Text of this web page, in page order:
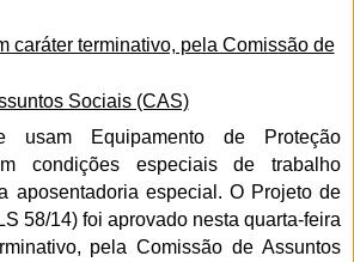
caráter terminativo, pela Comissão de
Sociais (CAS)
usam Equipamento de Proteção
condições especiais de trabalho
aposentadoria especial. O Projeto de
58/14) foi aprovado nesta quarta-feira
pela Comissão de Assuntos